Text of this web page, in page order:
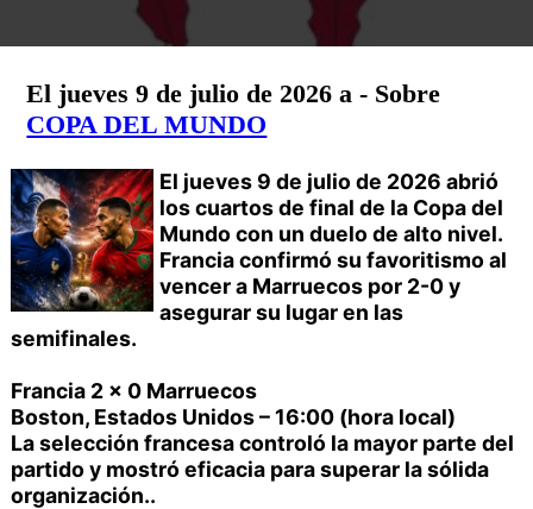
El jueves 9 de julio de 2026 a - Sobre
COPA DEL MUNDO
El jueves 9 de julio de 2026 abrió
los cuartos de final de la Copa del
Mundo con un duelo de alto nivel.
Francia confirmó su favoritismo al
vencer a Marruecos por 2-0 y
asegurar su lugar en las
semifinales.
Francia 2 x 0 Marruecos
Boston, Estados Unidos – 16:00 (hora local)
La selección francesa controló la mayor parte del
partido y mostró eficacia para superar la sólida
organización..